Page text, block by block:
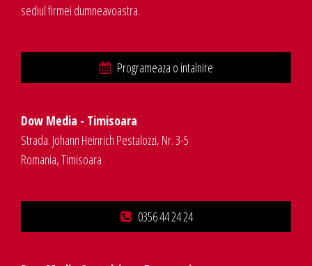
sediul firmei dumneavoastra.
Programeaza o intalnire
Dow Media - Timisoara
Strada. Johann Heinrich Pestalozzi, Nr. 3-5
Romania, Timisoara
0356 44 24 24